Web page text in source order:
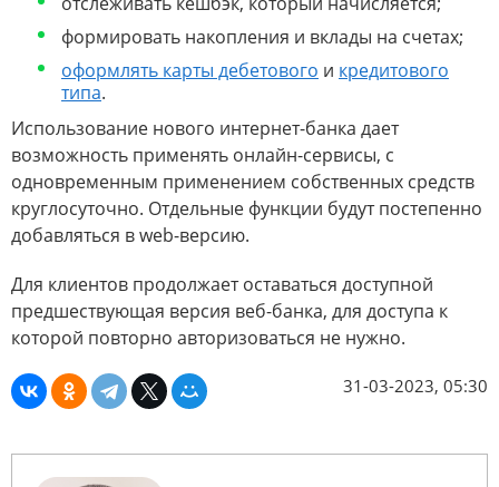
формировать накопления и вклады на счетах;
оформлять карты дебетового и кредитового
типа.
Использование нового интернет-банка дает
возможность применять онлайн-сервисы, с
одновременным применением собственных средств
круглосуточно. Отдельные функции будут постепенно
добавляться в web-версию.
Для клиентов продолжает оставаться доступной
предшествующая версия веб-банка, для доступа к
которой повторно авторизоваться не нужно.
31-03-2023, 05:30